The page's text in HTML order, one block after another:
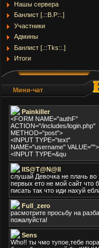
Нашы серверa
Банлист [.::B.P::.]
Участники
Админы
Банлист [.::Tks::.]
Итоги
Мини-чат